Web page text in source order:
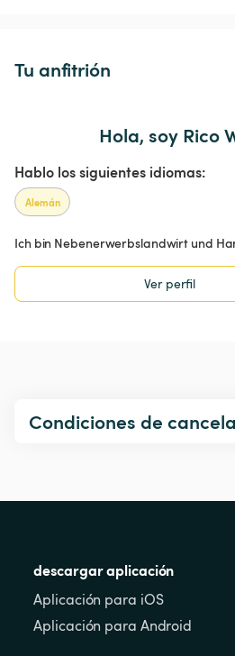
Tu anfitrión
Hola, soy Rico
Hablo los siguientes idiomas:
Alemán
Ich bin Nebenerwerbslandwirt und
Ver perfil
Condiciones de
descargar aplicación
Aplicación para iOS
Aplicación para Android